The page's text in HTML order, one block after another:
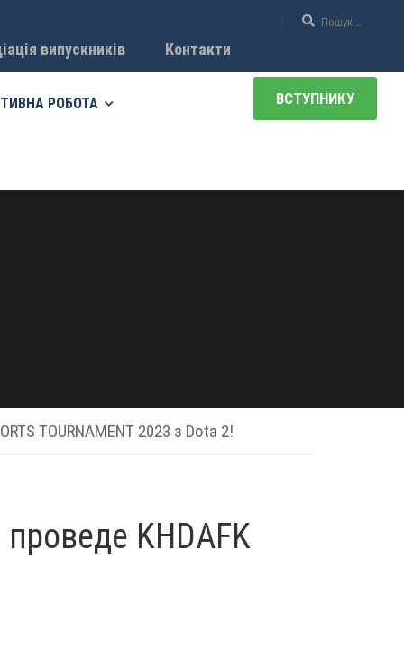
випускників Контакти
РОБОТА ВСТУПНИКУ
TOURNAMENT 2023 з Dota 2!
KHDAFK